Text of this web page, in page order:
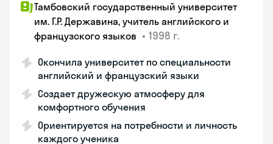
Тамбовский государственный университет
им. Г.Р. Державина, учитель английского и
французского языков • 1998 г.
Окончила университет по специальности
английский и французский языки
Создает дружескую атмосферу для
комфортного обучения
Ориентируется на потребности и личность
каждого ученика